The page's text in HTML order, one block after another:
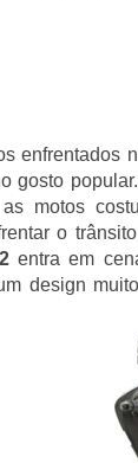
enfrentados
gosto
motos
o
entra em
design